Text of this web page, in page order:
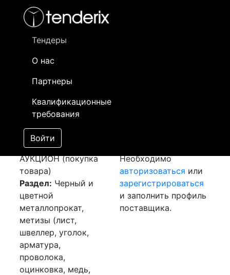
Тендеры
О нас
Партнеры
Квалификационные
требования
Войти
- активный лот
- сохраненный лот (не опубликован)
Закупка: Лист
оцинкованный
[Завершен]
Победитель выбран
Лот №:4146
АУКЦИОН (покупка
товара)
Раздел: Черный и
цветной
металлопрокат,
метизы (лист,
швеллер, уголок,
арматура,
проволока,
оцинковка, медь,
Необходимо
авторизоваться или
зарегистрироваться
и заполнить профиль
поставщика.